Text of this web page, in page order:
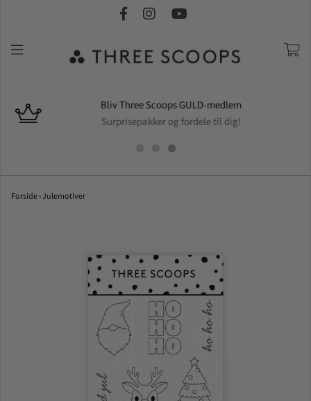
Bliv Three Scoops GULD-medlem
Surprisepakker og fordele til dig!
Forside›Julemotiver